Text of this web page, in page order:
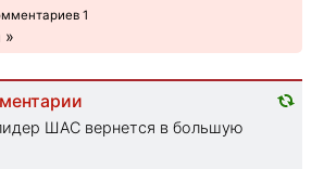
1
»
ШАС вернется в большую